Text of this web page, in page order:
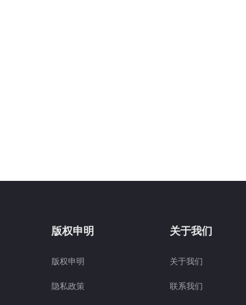
版权申明
版权申明
隐私政策
关于我们
关于我们
联系我们